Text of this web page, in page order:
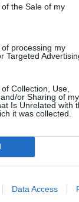
the Sale of my
processing my
Targeted
Collection, Use,
or Sharing of my
Is Unrelated with
it was collected.
Data Access
completo em:
podem
já...